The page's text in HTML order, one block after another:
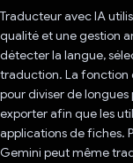
Traducteur avec IA
qualité et une gestion
détecter la langue,
traduction. La fonction
pour diviser de longues
exporter afin que les
applications de fiches.
Gemini peut même